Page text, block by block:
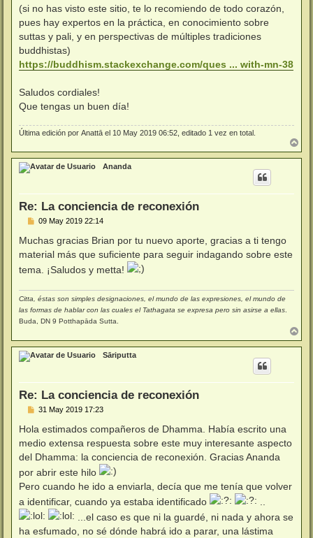
(si no has visto este sitio, te lo recomiendo de todo corazón,
pues hay expertos en la práctica, en conocimiento sobre
suttas y pali, y en perspectivas de múltiples tradiciones
buddhistas)
https://buddhism.stackexchange.com/ques ... with-mn-38
Saludos cordiales!
Que tengas un buen día!
Última edición por Anattā el 10 May 2019 06:52, editado 1 vez en total.
r
r
Ananda
Re: La conciencia de reconexión
M
n
a
e
09 May 2019 22:14
Muchas gracias Brian por tu nuevo aporte, gracias a ti tengo
material más que suficiente para seguir indagando sobre este
tema. ¡Saludos y metta!
Citta, éstas son simples designaciones, el mundo de las expresiones, el mundo de
las formas de hablar con las cuales el Tathagata se expresa pero sin asirse a ellas
Buda, DN 9 Potthapāda Sutta.
r
r
Sāriputta
Re: La conciencia de reconexión
M
n
a
j
e
31 May 2019 17:23
Hola estimados compañeros de Dhamma. Había escrito una
medio extensa respuesta sobre este muy interesante aspecto
del Dhamma: la conciencia de reconexión. Gracias Ananda
por abrir este hilo
Pero cuando he ido a enviarla, decía que me tenía que volver
a identificar, cuando ya estaba identificado
..
...el caso es que ni la guardé, ni nada y ahora se
ha esfumado, no sé dónde habrá ido a parar, una lástima